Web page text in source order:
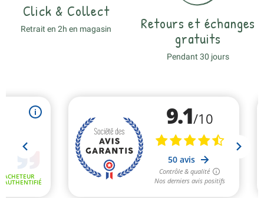
Click & Collect
Retrait en 2h en magasin
Retours et échanges
gratuits
Pendant 30 jours